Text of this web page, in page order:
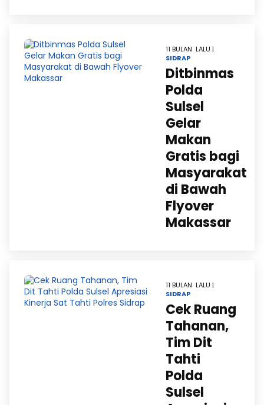
11 BULAN LALU |
SIDRAP
Ditbinmas
Polda
Sulsel
Gelar
Makan
Gratis bagi
Masyarakat
di Bawah
Flyover
Makassar
11 BULAN LALU |
SIDRAP
Cek Ruang
Tahanan,
Tim Dit
Tahti
Polda
Sulsel